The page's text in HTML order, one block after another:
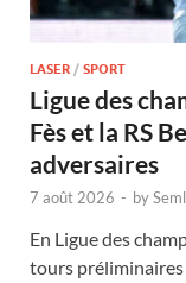
LASER / SPORT
Ligue des
Fès et la RS
adversaires
7 août 2026 - by
En Ligue des
tours préliminaires